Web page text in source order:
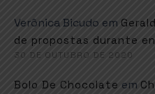
Verônica Bicudo em
de propostas durante
30 DE OUTUBRO DE 2020
Bolo De Chocolate em